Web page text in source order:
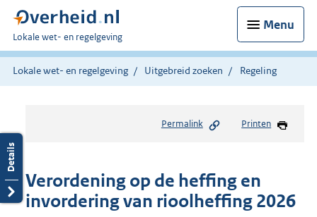
Menu
U
bent
hier:
Lokale wet- en regelgeving
Lokale wet- en regelgeving Uitgebreid zoeken Regeling
Permalink Printen
Verordening op de heffing en
invordering van rioolheffing 2026